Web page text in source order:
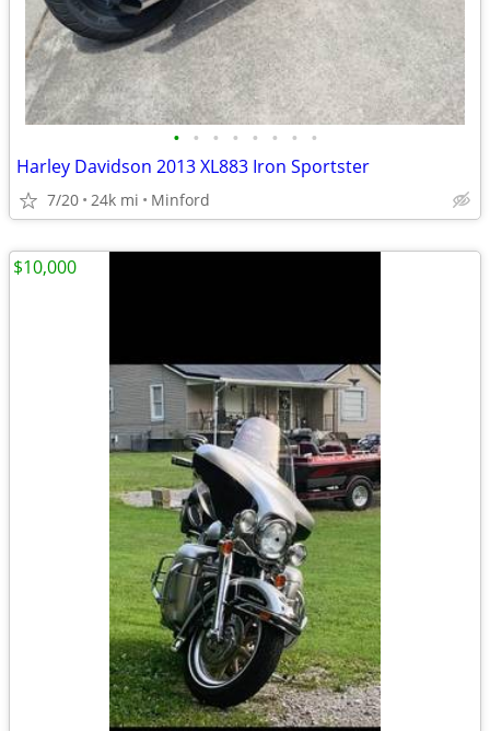
• • • • • • • •
Harley Davidson 2013 XL883 Iron Sportster
7/20 24k mi Minford
$10,000